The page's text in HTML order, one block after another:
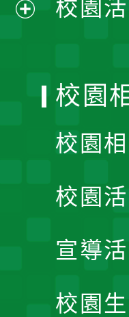
校園
校園
校園
校園
宣導
校園